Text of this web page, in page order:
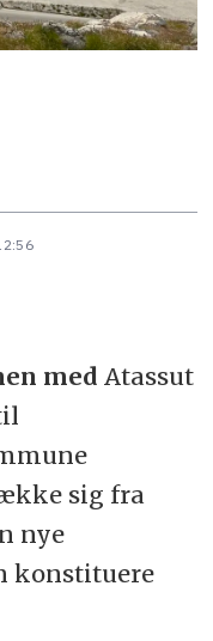
med Atassut
sig fra
nye
konstituere